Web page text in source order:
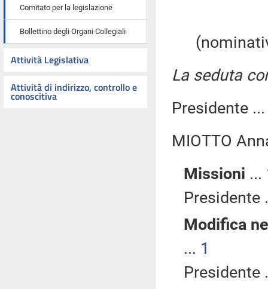
Comitato per la legislazione
Bollettino degli Organi Collegiali
Attività Legislativa
Attività di indirizzo, controllo e
conoscitiva
La seduta
Presidente
MIOTTO
Missioni ...
Presidente
Modifica
... 1
Presidente